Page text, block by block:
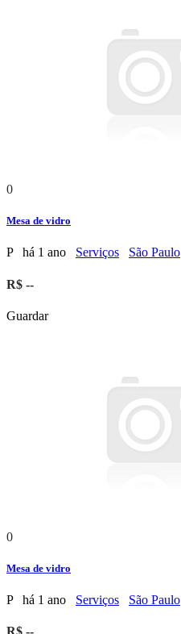
0
Mesa de vidro
P há 1 ano Serviços São Paulo
R$ --
Guardar
0
Mesa de vidro
P há 1 ano Serviços São Paulo